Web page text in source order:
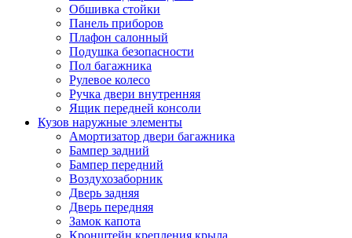
Обшивка стойки
Панель приборов
Плафон салонный
Подушка безопасности
Пол багажника
Рулевое колесо
Ручка двери внутренняя
Ящик передней консоли
Кузов наружные элементы
Амортизатор двери багажника
Бампер задний
Бампер передний
Воздухозаборник
Дверь задняя
Дверь передняя
Замок капота
Кронштейн крепления крыла